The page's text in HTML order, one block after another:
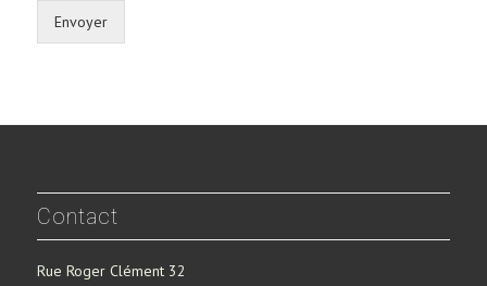
Envoyer
Contact
Rue Roger Clément 32